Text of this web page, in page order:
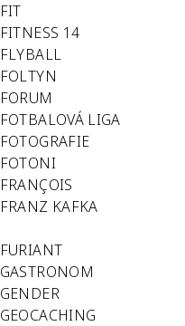
FIT
FITNESS 14
FLYBALL
FOLTYN
FORUM
FOTBALOVÁ LIGA
FOTOGRAFIE
FOTONI
FRANÇOIS
FRANZ KAFKA
FURIANT
GASTRONOM
GENDER
GEOCACHING